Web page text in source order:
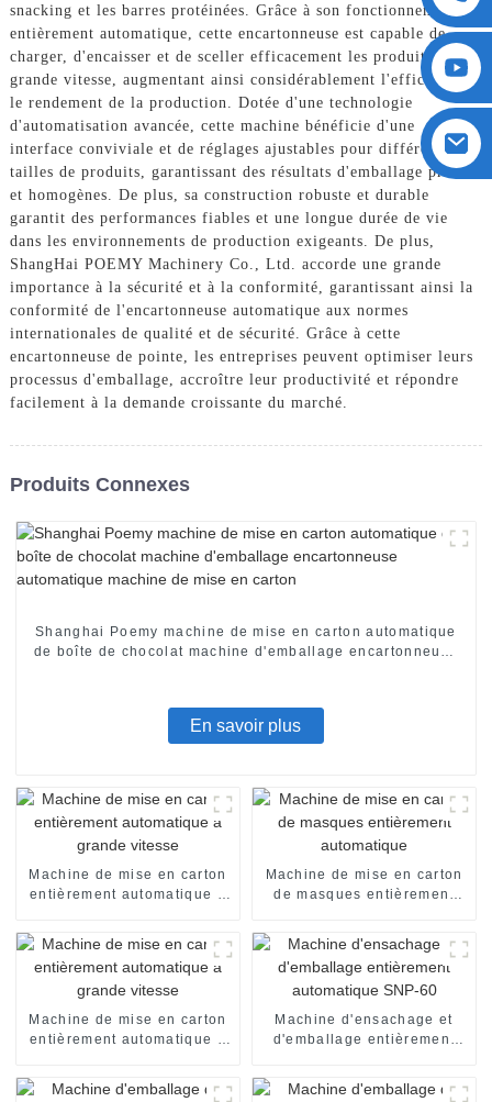
snacking et les barres protéinées. Grâce à son fonctionnement
entièrement automatique, cette encartonneuse est capable de
charger, d'encaisser et de sceller efficacement les produits à
grande vitesse, augmentant ainsi considérablement l'efficacité et
le rendement de la production. Dotée d'une technologie
d'automatisation avancée, cette machine bénéficie d'une
interface conviviale et de réglages ajustables pour différentes
tailles de produits, garantissant des résultats d'emballage précis
et homogènes. De plus, sa construction robuste et durable
garantit des performances fiables et une longue durée de vie
dans les environnements de production exigeants. De plus,
ShangHai POEMY Machinery Co., Ltd. accorde une grande
importance à la sécurité et à la conformité, garantissant ainsi la
conformité de l'encartonneuse automatique aux normes
internationales de qualité et de sécurité. Grâce à cette
encartonneuse de pointe, les entreprises peuvent optimiser leurs
processus d'emballage, accroître leur productivité et répondre
facilement à la demande croissante du marché.
Produits Connexes
Shanghai Poemy machine de mise en carton automatique
de boîte de chocolat machine d'emballage encartonneuse
En savoir plus
Machine de mise en carton
entièrement automatique à
Machine de mise en carton
de masques entièrement
Machine de mise en carton
entièrement automatique à
Machine d'ensachage et
d'emballage entièrement